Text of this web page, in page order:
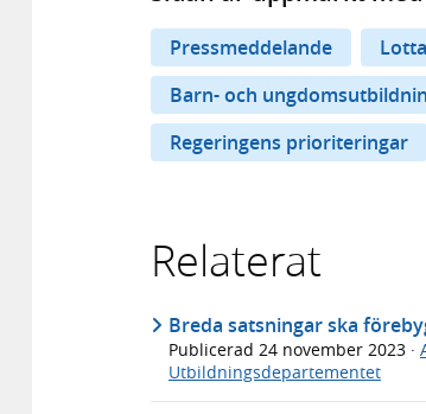
Pressmeddelande
Barn- och
Regeringens prioriteringar
Relaterat
Breda satsningar ska
Publicerad 24 november 2023 ·
Utbildningsdepartementet